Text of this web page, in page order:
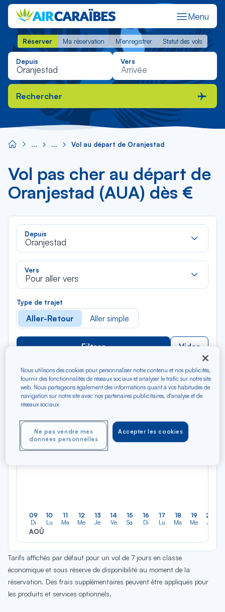
Menu
Réserver Ma réservation M'enregistrer Statut des vols
Réserver Ma réservation M'enregistrer Statut des vols
Depuis Vers
Rechercher
Vol au départ de Oranjestad
Vol pas cher au départ de
Oranjestad (AUA) dès €
Depuis
Oranjestad
Vers
Pour aller vers
Type de trajet
Aller-Retour Aller simple
Filtrer Vider
Précédent
AOÛ 2026
N/A*
Aller / Retour — Économique Aller
Suivant
09
Di
AOÛ
10
Lu
11
Ma
12
Me
13
Je
14
Ve
15
Sa
16
Di
17
Lu
18
Ma
19
Me
20
Je
Tarifs affichés par défaut pour un vol de 7 jours en classe
économique et sous réserve de disponibilité au moment de la
réservation. Des frais supplémentaires peuvent être appliqués pour
les produits et services optionnels.
Nous utilisons des cookies pour personnaliser notre contenu et nos publicités,
fournir des fonctionnalités de réseaux sociaux et analyser le trafic sur notre site
web. Nous partageons également des informations quant à vos habitudes de
navigation sur notre site avec nos partenaires publicitaires, d'analyse et de
réseaux sociaux.
Accepter les cookies
Ne pas vendre mes
données personnelles